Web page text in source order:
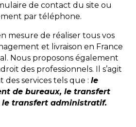
de contact du site ou
par téléphone.
mesure de réaliser tous vos
et livraison en France
Nous proposons également
des professionnels. Il s’agit
des services tels que : le
de bureaux, le transfert
transfert administratif.